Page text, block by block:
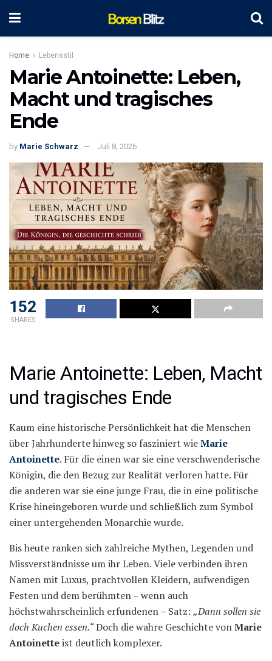
Home Lebensstil
Marie Antoinette: Leben,
Macht und tragisches
Ende
by Marie Schwarz Juli 8, 2026
152
SHARES
Marie Antoinette: Leben, Macht
und tragisches Ende
Kaum eine historische Persönlichkeit hat die Menschen
über Jahrhunderte hinweg so fasziniert wieMarie
Antoinette. Für die einen war sie eine verschwenderische
Königin, die den Bezug zur Realität verloren hatte. Für
die anderen war sie eine junge Frau, die in eine politische
Krise hineingeboren wurde und schließlich zum Symbol
einer untergehenden Monarchie wurde.
Bis heute ranken sich zahlreiche Mythen, Legenden und
Missverständnisse um ihr Leben. Viele verbinden ihren
Namen mit Luxus, prachtvollen Kleidern, aufwendigen
Festen und dem berühmten – wenn auch
höchstwahrscheinlich erfundenen – Satz: „Dann sollen sie
doch Kuchen essen.“Doch die wahre Geschichte vonMarie
Antoinetteist deutlich komplexer.